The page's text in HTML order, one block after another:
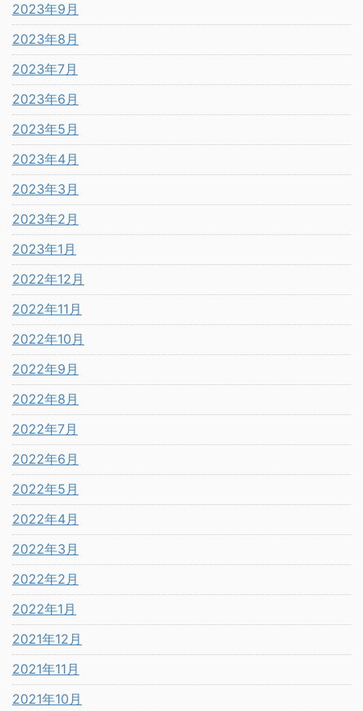
2023年9月
2023年8月
2023年7月
2023年6月
2023年5月
2023年4月
2023年3月
2023年2月
2023年1月
2022年12月
2022年11月
2022年10月
2022年9月
2022年8月
2022年7月
2022年6月
2022年5月
2022年4月
2022年3月
2022年2月
2022年1月
2021年12月
2021年11月
2021年10月